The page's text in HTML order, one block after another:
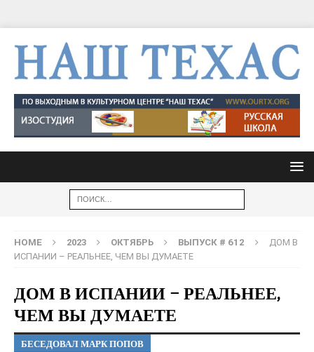
HOME 2023 ОКТЯБРЬ ВЫПУСК # 612
ДОМ В
ИСПАНИИ – РЕАЛЬНЕЕ, ЧЕМ ВЫ ДУМАЕТЕ
ДОМ В ИСПАНИИ – РЕАЛЬНЕЕ,
ЧЕМ ВЫ ДУМАЕТЕ
БЕСЕДОВАЛ МАРК ПОПОВ